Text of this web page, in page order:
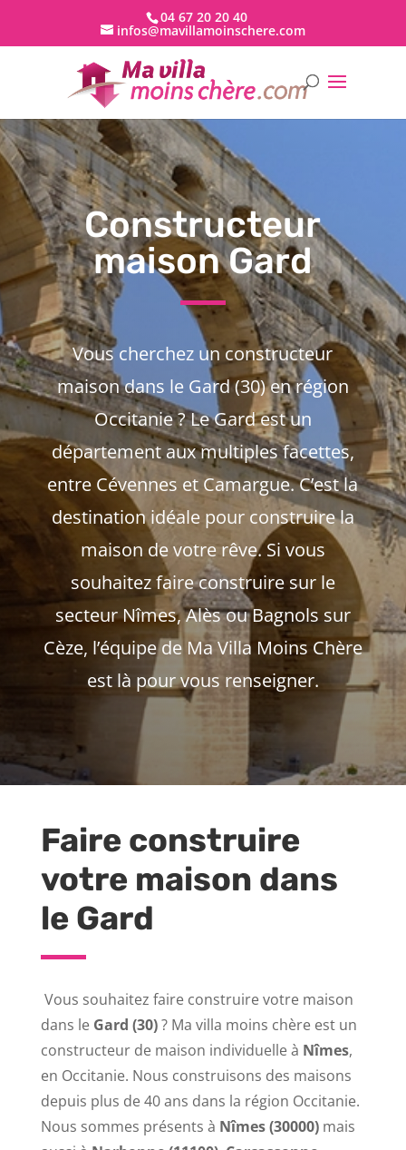
04 67 20 20 40
infos@mavillamoinschere.com
Constructeur
maison Gard
Vous cherchez un constructeur
maison dans le Gard (30) en région
Occitanie ? Le Gard est un
département aux multiples facettes,
entre Cévennes et Camargue. C’est la
destination idéale pour construire la
maison de votre rêve. Si vous
souhaitez faire construire sur le
secteur Nîmes, Alès ou Bagnols sur
Cèze, l’équipe de Ma Villa Moins Chère
est là pour vous renseigner.
Faire construire
votre maison dans
le Gard
Vous souhaitez faire construire votre maison
dans le Gard (30)? Ma villa moins chère est un
constructeur de maison individuelle à Nîmes,
en Occitanie. Nous construisons des maisons
depuis plus de 40 ans dans la région Occitanie.
Nous sommes présents à Nîmes (30000)mais